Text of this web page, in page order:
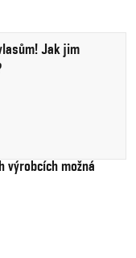
Jak jim
výrobcích možná